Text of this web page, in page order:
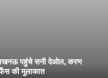
लखनऊ पहुंचे सनी देओल, करण
की मुलाकात